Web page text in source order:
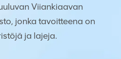
Viiankiaavan
jonka tavoitteena on
ja lajeja.